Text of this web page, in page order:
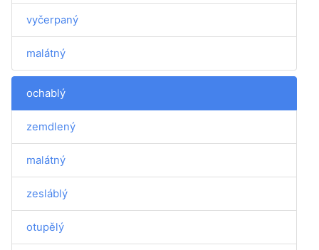
vyčerpaný
malátný
ochablý
zemdlený
malátný
zesláblý
otupělý